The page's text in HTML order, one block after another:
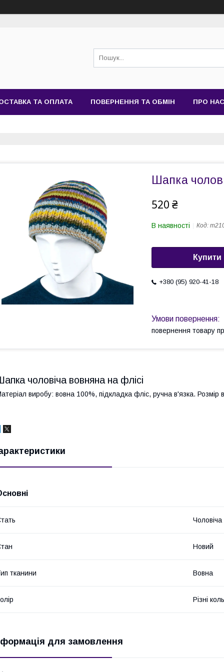
ТА ОПЛАТА ПОВЕРНЕННЯ ТА ОБМІН ПРО НАС
Шапка
520 ₴
В наявності Код:
Купити
+380 (95) 920-41-18
повернення товару
чоловіча вовняна на флісі
виробу: вовна 100%, підкладка фліс, ручна в'язка.
Чоловіча
Новий
тканини Вовна
Різні
для замовлення